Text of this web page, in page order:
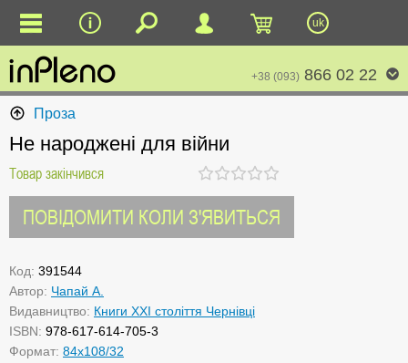
uk
+38 (093) 866 02 22
Проза
Не народжені для війни
Товар закінчився
ПОВІДОМИТИ КОЛИ З'ЯВИТЬСЯ
Код: 391544
Автор: Чапай А.
Видавництво: Книги ХХІ століття Чернівці
ISBN: 978-617-614-705-3
Формат: 84х108/32